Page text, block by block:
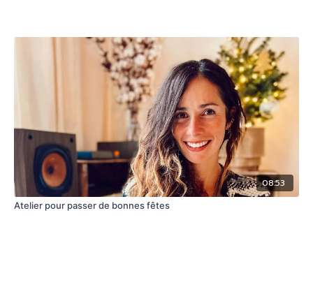
08:53
Atelier pour passer de bonnes fêtes